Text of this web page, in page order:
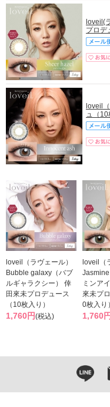
loveil(
プロデ
loveil
ュ（10
loveil（ラヴェール）
Bubble galaxy（バブ
ルギャラクシー） 倖
田來未プロデュース
（10枚入り）
1,760円(税込)
loveil（
ミンア
來未プ
0枚入り）
1,760